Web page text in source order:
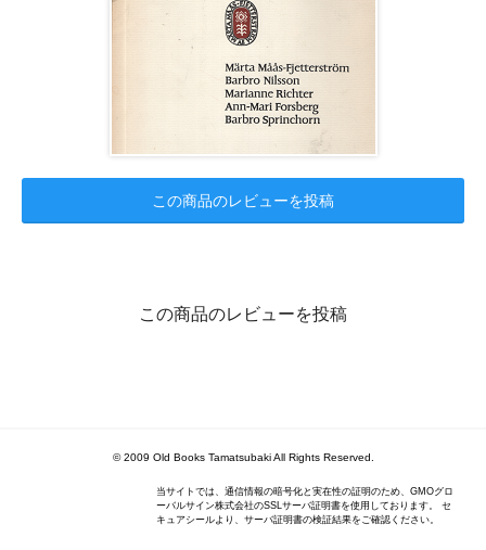
この商品のレビューを投稿
この商品のレビューを投稿
© 2009 Old Books Tamatsubaki All Rights Reserved.
当サイトでは、通信情報の暗号化と実在性の証明のため、GMOグロ
ーバルサイン株式会社のSSLサーバ証明書を使用しております。 セ
キュアシールより、サーバ証明書の検証結果をご確認ください。